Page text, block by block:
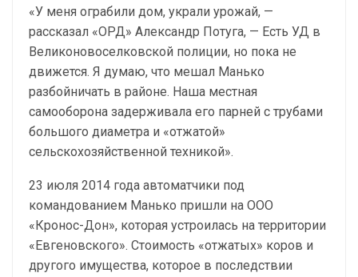
«У меня ограбили дом, украли урожай, —
рассказал «ОРД» Александр Потуга, — Есть УД в
Великоновоселковской полиции, но пока не
движется. Я думаю, что мешал Манько
разбойничать в районе. Наша местная
самооборона задерживала его парней с трубами
большого диаметра и «отжатой»
сельскохозяйственной техникой».
23 июля 2014 года автоматчики под
командованием Манько пришли на ООО
«Кронос-Дон», которая устроилась на территории
«Евгеновского». Стоимость «отжатых» коров и
другого имущества, которое в последствии